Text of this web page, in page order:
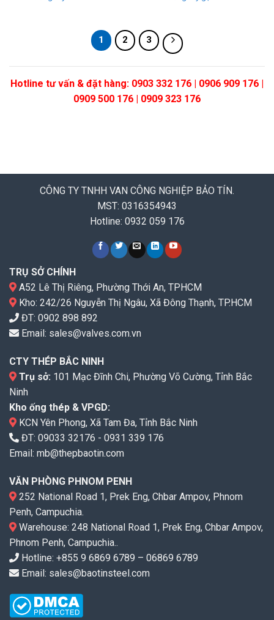
1 2 3
Hotline tư vấn & đặt hàng: 0903 332 176 | 0906 909 176 |
0909 500 176 | 0909 323 176
CÔNG TY TNHH VAN CÔNG NGHIỆP BẢO TÍN.
MST: 0316354943
Hotline: 0932 059 176
TRỤ SỞ CHÍNH
A52 Lê Thị Riêng, Phường Thới An, TPHCM
Kho: 242/26 Nguyễn Thị Ngâu, Xã Đông Thạnh, TP.HCM
ĐT: 0902 898 892
Email: sales@valves.com.vn
CTY THÉP BẮC NINH
Trụ sở: 101 Mạc Đĩnh Chi, Phường Võ Cường, Tỉnh Bắc
Ninh
Kho ống thép & VPGD:
KCN Yên Phong, Xã Tam Đa, Tỉnh Bắc Ninh
ĐT: 09033 32176 - 0931 339 176
Email: mb@thepbaotin.com
VĂN PHÒNG PHNOM PENH
252 National Road 1, Prek Eng, Chbar Ampov, Phnom
Penh, Campuchia.
Warehouse: 248 National Road 1, Prek Eng, Chbar Ampov,
Phnom Penh, Campuchia..
Hotline: +855 9 6869 6789 – 06869 6789
Email: sales@baotinsteel.com